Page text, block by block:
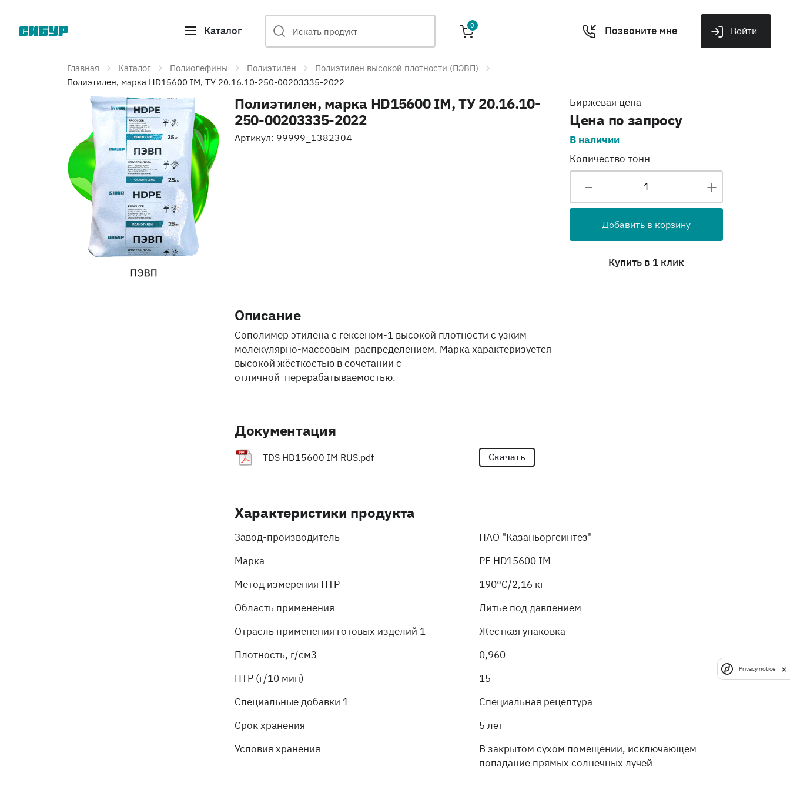
Каталог 0 Позвоните мне Войти
Главная Каталог Полиолефины Полиэтилен
Полиэтилен высокой плотности (ПЭВП)
Полиэтилен, марка HD15600 IM, ТУ 20.16.10-250-00203335-2022
Полиэтилен, марка HD15600 IM, ТУ 20.16.10-
250-00203335-2022
Артикул: 99999_1382304
Биржевая цена
Цена по запросу
В наличии
Количество тонн
Добавить в корзину
Купить в 1 клик
Описание
Сополимер этилена с гексеном-1 высокой плотности с узким
молекулярно-массовым распределением. Марка характеризуется
высокой жёсткостью в сочетании с
отличной перерабатываемостью.
Документация
TDS HD15600 IM RUS.pdf Скачать
Характеристики продукта
Завод-производитель
ПАО "Казаньоргсинтез"
Марка
PE HD15600 IM
Метод измерения ПТР
190°C/2,16 кг
Область применения
Литье под давлением
Отрасль применения готовых изделий 1
Жесткая упаковка
Плотность, г/см3
0,960
ПТР (г/10 мин)
15
Специальные добавки 1
Специальная рецептура
Срок хранения
5 лет
Условия хранения
В закрытом сухом помещении, исключающем
попадание прямых солнечных лучей
Privacy notice